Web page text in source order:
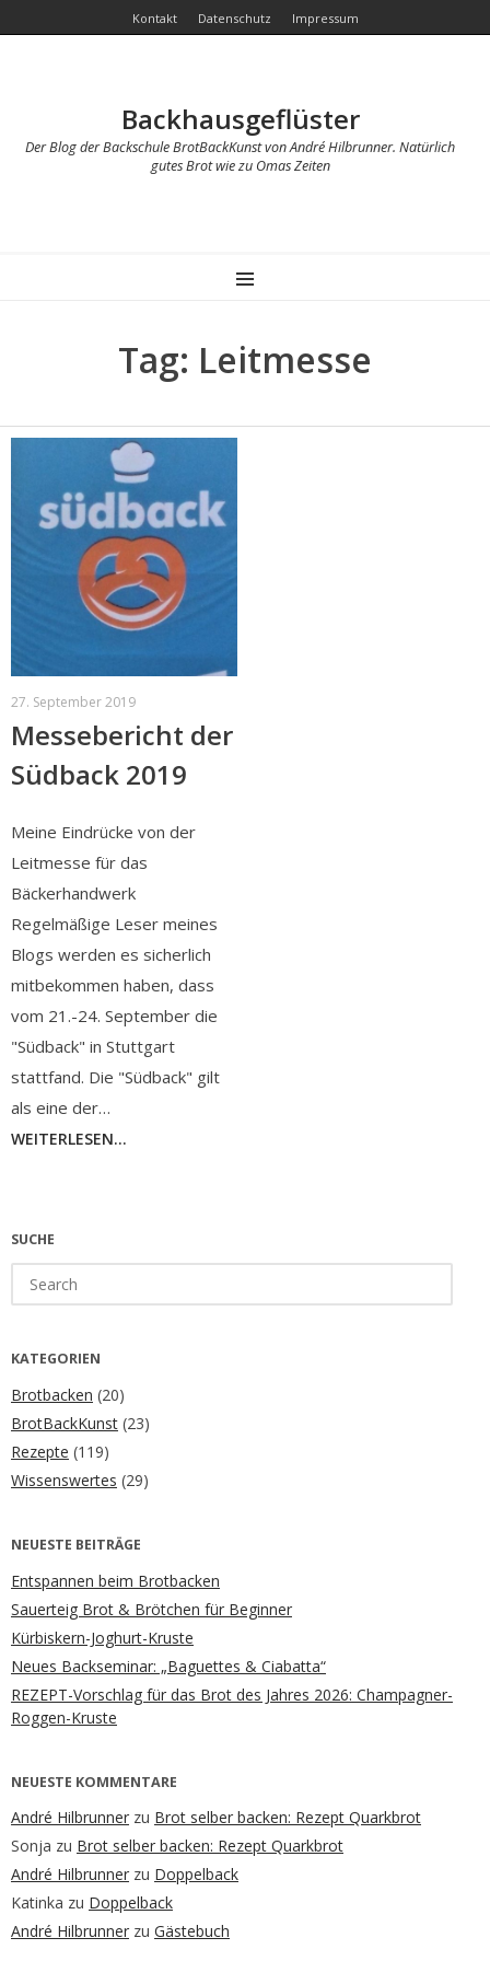
Kontakt Datenschutz Impressum
Backhausgeflüster
Der Blog der Backschule BrotBackKunst von André Hilbrunner. Natürlich
gutes Brot wie zu Omas Zeiten
MENU
Tag: Leitmesse
27. September 2019
Messebericht der
Südback 2019
Meine Eindrücke von der
Leitmesse für das
Bäckerhandwerk
Regelmäßige Leser meines
Blogs werden es sicherlich
mitbekommen haben, dass
vom 21.-24. September die
"Südback" in Stuttgart
stattfand. Die "Südback" gilt
als eine der…
WEITERLESEN...
SUCHE
for:
KATEGORIEN
Brotbacken (20)
BrotBackKunst (23)
Rezepte (119)
Wissenswertes (29)
NEUESTE BEITRÄGE
Entspannen beim Brotbacken
Sauerteig Brot & Brötchen für Beginner
Kürbiskern-Joghurt-Kruste
Neues Backseminar: „Baguettes & Ciabatta“
REZEPT-Vorschlag für das Brot des Jahres 2026: Champagner-
Roggen-Kruste
NEUESTE KOMMENTARE
André Hilbrunner zu Brot selber backen: Rezept Quarkbrot
Sonja zu Brot selber backen: Rezept Quarkbrot
André Hilbrunner zu Doppelback
Katinka zu Doppelback
André Hilbrunner zu Gästebuch